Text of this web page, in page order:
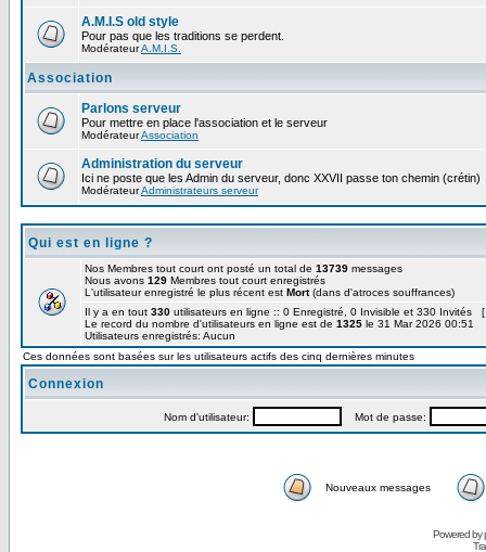
A.M.I.S old style
Pour pas que les traditions se perdent.
ModérateurA.M.I.S.
Association
Parlons serveur
Pour mettre en place l'association et le serveur
ModérateurAssociation
Administration du serveur
Ici ne poste que les Admin du serveur, donc XXVII passe ton chemin (crétin)
ModérateurAdministrateurs serveur
Qui est en ligne ?
Nos Membres tout court ont posté un total de 13739 messages
Nous avons 129 Membres tout court enregistrés
L'utilisateur enregistré le plus récent est Mort(dans d'atroces souffrances)
Il y a en tout 330 utilisateurs en ligne :: 0 Enregistré, 0 Invisible et 330 Invités [
Le record du nombre d'utilisateurs en ligne est de 1325 le 31 Mar 2026 00:51
Utilisateurs enregistrés: Aucun
Ces données sont basées sur les utilisateurs actifs des cinq dernières minutes
Connexion
Nom d'utilisateur: Mot de passe:
Nouveaux messages
Powered by